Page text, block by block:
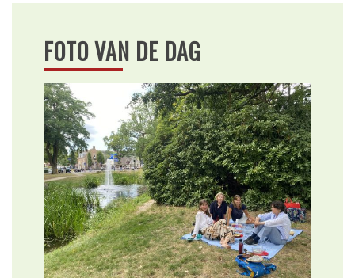
FOTO VAN DE DAG